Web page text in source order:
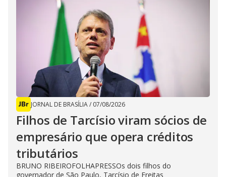
JORNAL DE BRASÍLIA/ 07/08/2026
Filhos de Tarcísio viram sócios de
empresário que opera créditos
tributários
BRUNO RIBEIROFOLHAPRESSOs dois filhos do
governador de São Paulo, Tarcísio de Freitas